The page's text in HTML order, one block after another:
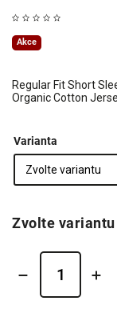
Akce
Regular Fit Short
Organic Cotton
Varianta
Zvolte variantu